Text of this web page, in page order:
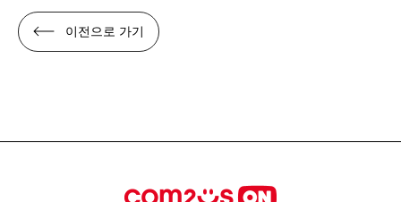
이전으로 가기